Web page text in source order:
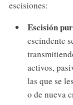
escisiones:
Escisión
escindente
activos,
las que se
o de nueva